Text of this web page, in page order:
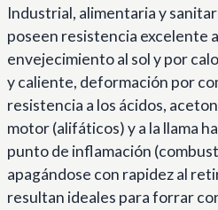
Industrial, alimentaria y
poseen resistencia excelente
envejecimiento al sol y por
y caliente, deformación por
resistencia a los ácidos,
motor (alifáticos) y a la llama
punto de inflamación
apagándose con rapidez al
resultan ideales para forrar